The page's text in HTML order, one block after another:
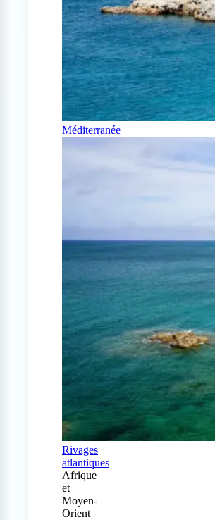
Méditerranée
Rivages
atlantiques
Afrique
et
Moyen-
Orient